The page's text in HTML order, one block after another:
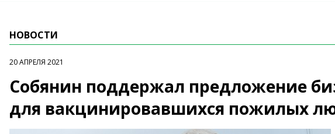
НОВОСТИ
20 АПРЕЛЯ 2021
Собянин поддержал предложение
для вакцинировавшихся пожилых